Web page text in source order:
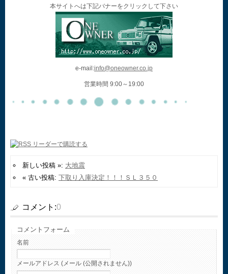
本サイトへは下記バナーをクリックして下さい
e-mail:info@oneowner.co.jp
営業時間 9:00～19:00
新しい投稿 »: 大地震
« 古い投稿: 下取り入庫決定！！！ＳＬ３５０
コメント:0
コメントフォーム
名前
メールアドレス (メール (公開されません))